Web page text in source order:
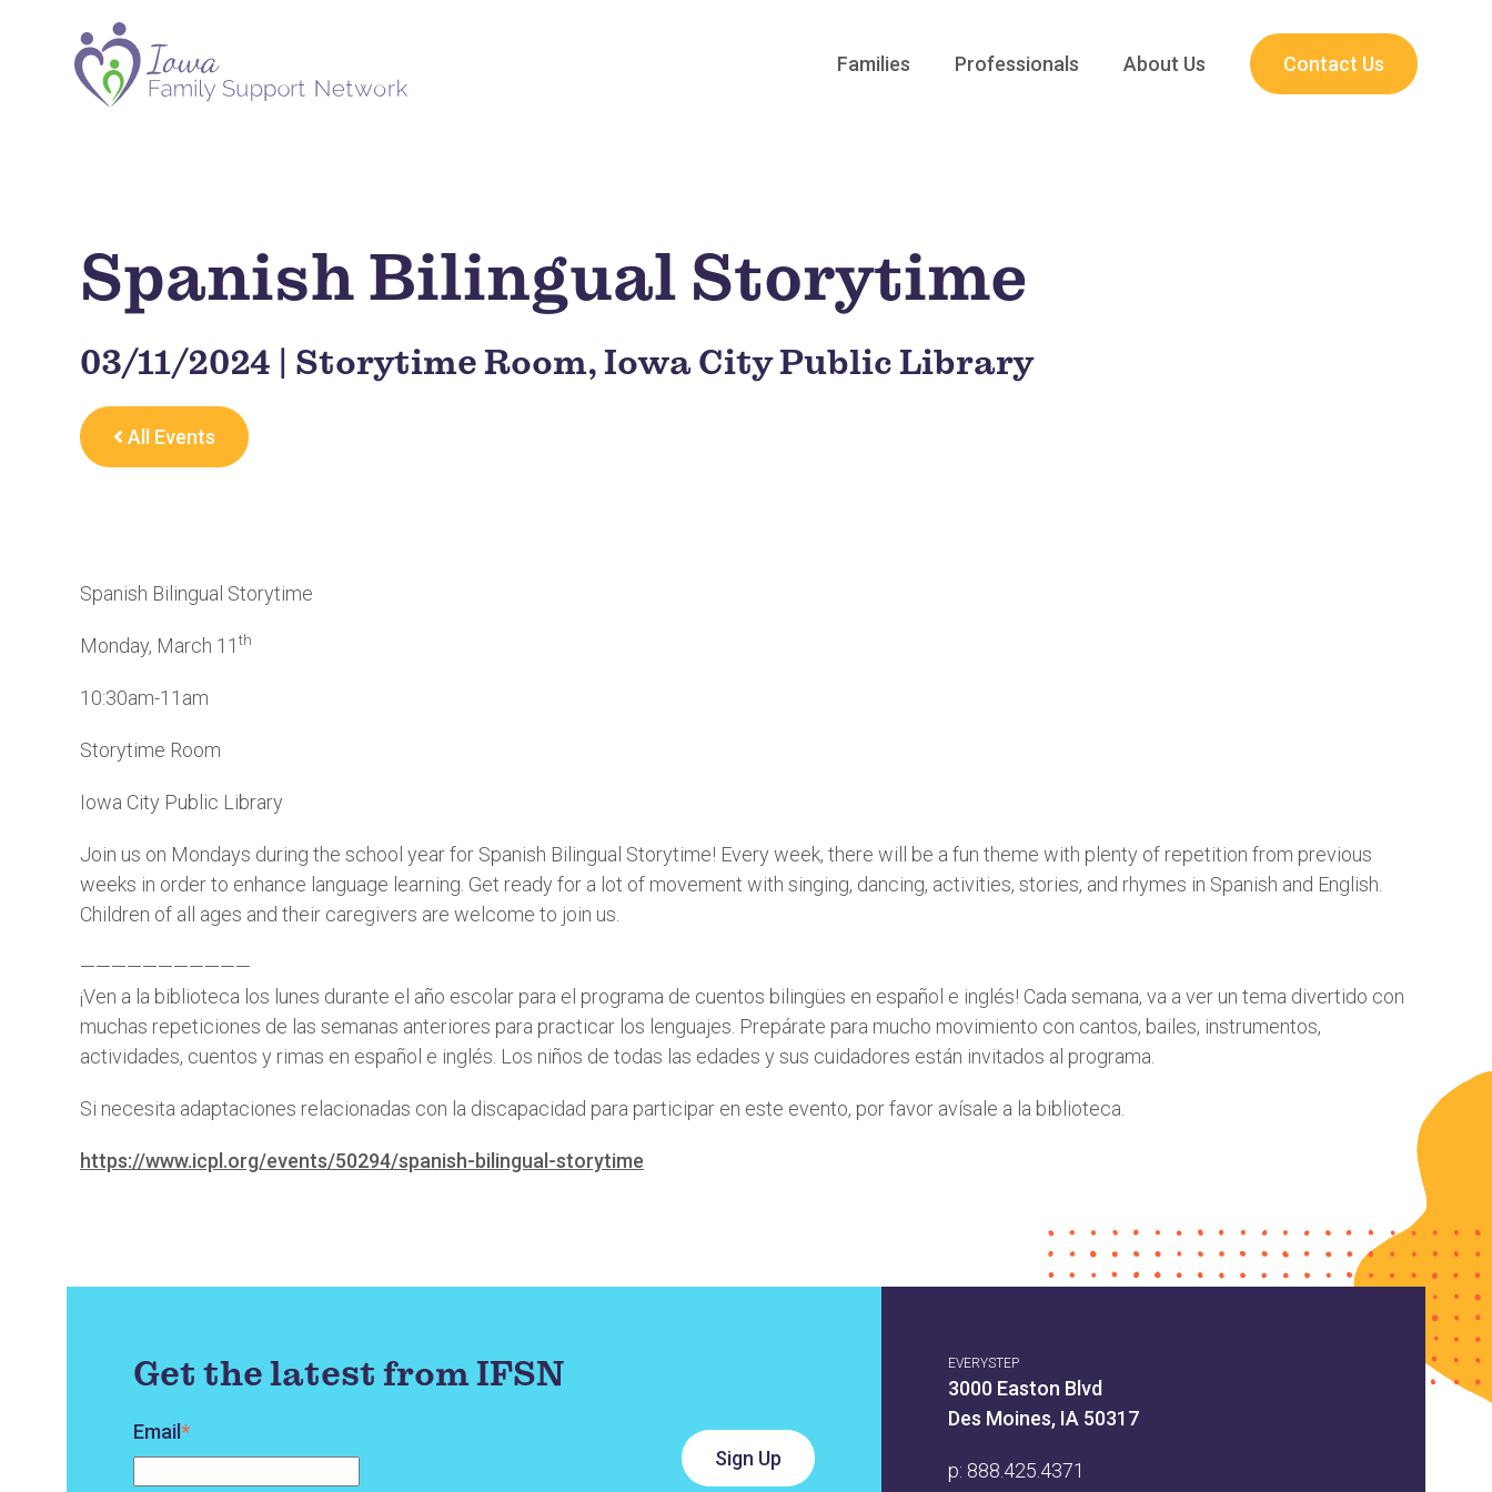
Families Professionals About Us Contact Us
Spanish Bilingual Storytime
03/11/2024 | Storytime Room, Iowa City Public Library
All Events
Spanish Bilingual Storytime
Monday, March 11th
10:30am-11am
Storytime Room
Iowa City Public Library
Join us on Mondays during the school year for Spanish Bilingual Storytime! Every week, there will be a fun theme with plenty of repetition from previous
weeks in order to enhance language learning. Get ready for a lot of movement with singing, dancing, activities, stories, and rhymes in Spanish and English.
Children of all ages and their caregivers are welcome to join us.
———————————
¡Ven a la biblioteca los lunes durante el año escolar para el programa de cuentos bilingües en español e inglés! Cada semana, va a ver un tema divertido con
muchas repeticiones de las semanas anteriores para practicar los lenguajes. Prepárate para mucho movimiento con cantos, bailes, instrumentos,
actividades, cuentos y rimas en español e inglés. Los niños de todas las edades y sus cuidadores están invitados al programa.
Si necesita adaptaciones relacionadas con la discapacidad para participar en este evento, por favor avísale a la biblioteca.
https://www.icpl.org/events/50294/spanish-bilingual-storytime
Get the latest from IFSN
Email*
EVERYSTEP
3000 Easton Blvd
Des Moines, IA 50317
p: 888.425.4371